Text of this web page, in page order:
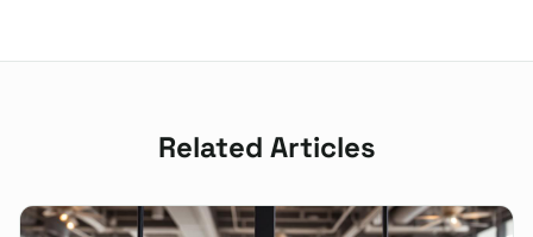
Related Articles